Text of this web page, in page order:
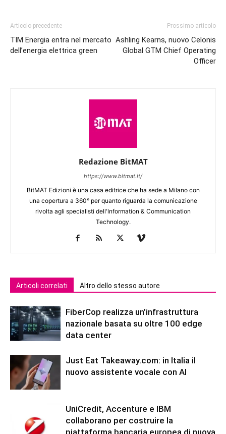
Articolo precedente
TIM Energia entra nel mercato
dell’energia elettrica green
Prossimo articolo
Ashling Kearns, nuovo Celonis
Global GTM Chief Operating
Officer
Redazione BitMAT
https://www.bitmat.it/
BitMAT Edizioni è una casa editrice che ha sede a Milano con
una copertura a 360° per quanto riguarda la comunicazione
rivolta agli specialisti dell'lnformation & Communication
Technology.
Articoli correlati Altro dello stesso autore
FiberCop realizza un’infrastruttura
nazionale basata su oltre 100 edge
data center
Just Eat Takeaway.com: in Italia il
nuovo assistente vocale con AI
UniCredit, Accenture e IBM
collaborano per costruire la
piattaforma bancaria europea di nuova